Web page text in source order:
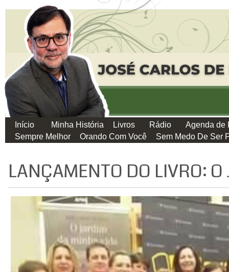
Início Minha História Livros Rádio
Agenda de
Sempre Melhor
Orando Com Você Sem Medo De Ser
LANÇAMENTO DO LIVRO: